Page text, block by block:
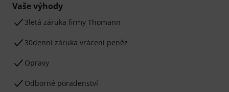
Vaše výhody
3letá záruka firmy Thomann
30denní záruka vrácení peněz
Opravy
Odborné poradenství